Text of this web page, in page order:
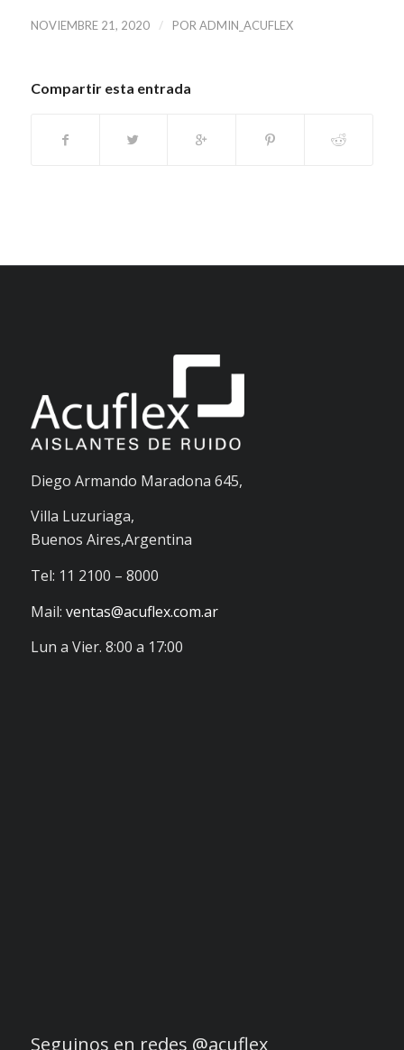
NOVIEMBRE 21, 2020 / POR ADMIN_ACUFLEX
Compartir esta entrada
Diego Armando Maradona 645,
Villa Luzuriaga,
Buenos Aires,Argentina
Tel: 11 2100 – 8000
Mail: ventas@acuflex.com.ar
Lun a Vier. 8:00 a 17:00
Seguinos en redes @acuflex